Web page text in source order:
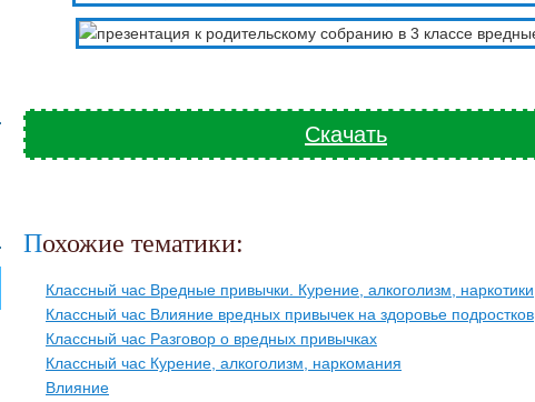
Скачать
Похожие тематики:
Классный час Вредные привычки. Курение, алкоголизм, наркотики
Классный час Влияние вредных привычек на здоровье подростков
Классный час Разговор о вредных привычках
Классный час Курение, алкоголизм, наркомания
Влияние